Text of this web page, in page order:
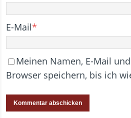
E-Mail*
Meinen Namen, E-Mail
Browser speichern, bis ich